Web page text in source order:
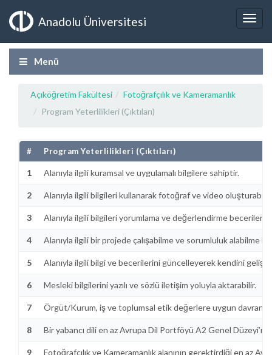
Anadolu Üniversitesi
Menü
Açıköğretim Fakültesi
Fotoğrafçılık ve Kameramanlık
Program Yeterlilikleri (Çıktıları)
# Program Yeterlilikleri (Çıktıları)
1 Alanıyla ilgili kuramsal ve uygulamalı bilgilere sahiptir.
2 Alanıyla ilgili bilgileri kullanarak fotoğraf ve video oluşturabilir.
3 Alanıyla ilgili bilgileri yorumlama ve değerlendirme
4 Alanıyla ilgili bir projede çalışabilme ve sorumluluk alabilme
5 Alanıyla ilgili bilgi ve becerilerini güncelleyerek kendini
6 Mesleki bilgilerini yazılı ve sözlü iletişim yoluyla aktarabilir.
7 Örgüt/Kurum, iş ve toplumsal etik değerlere uygun davranır.
8 Bir yabancı dili en az Avrupa Dil Portföyü A2 Genel
9 Fotoğrafçılık ve Kameramanlık alanının gerektirdiği en az